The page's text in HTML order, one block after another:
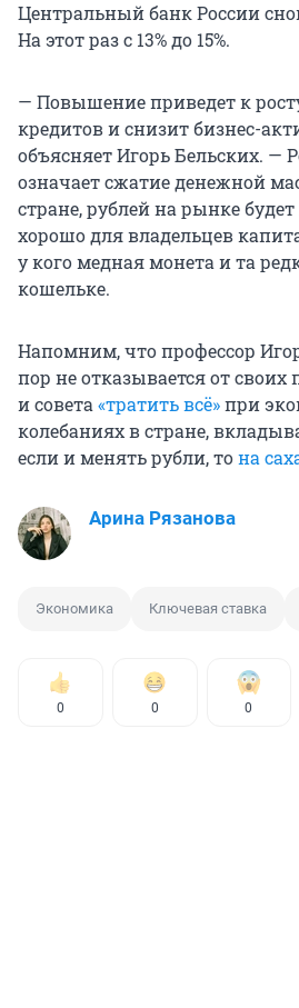
Центральный банк России
На этот раз с 13% до 15%.
— Повышение приведет к
кредитов и снизит бизнес-
объясняет Игорь Бельских. —
означает сжатие денежной
стране, рублей на рынке
хорошо для владельцев
у кого медная монета и та
кошельке.
Напомним, что профессор
пор не отказывается от
и совета«тратить всё»при
колебаниях в стране,
если и менять рубли, тона
Арина Рязанова
Экономика Ключевая ставка
0 0 0